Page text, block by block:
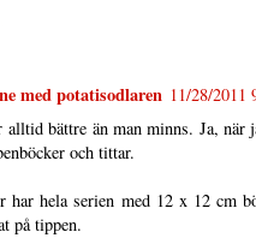
med potatisodlaren 11/28/2011
alltid bättre än man minns. Ja, när
och tittar.
har hela serien med 12 x 12 cm
på tippen.